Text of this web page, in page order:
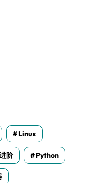
Linux
阶 Python